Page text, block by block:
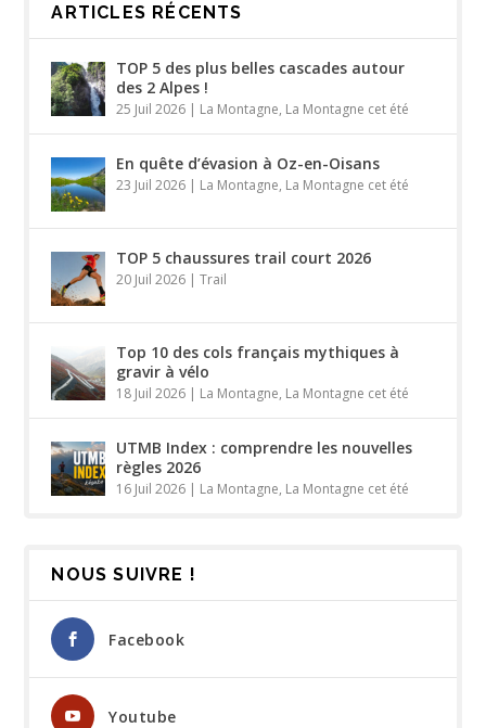
ARTICLES RÉCENTS
TOP 5 des plus belles cascades autour
des 2 Alpes !
25 Juil 2026 | La Montagne, La Montagne cet été
En quête d’évasion à Oz-en-Oisans
23 Juil 2026 | La Montagne, La Montagne cet été
TOP 5 chaussures trail court 2026
20 Juil 2026 |Trail
Top 10 des cols français mythiques à
gravir à vélo
18 Juil 2026 | La Montagne, La Montagne cet été
UTMB Index : comprendre les nouvelles
règles 2026
16 Juil 2026 | La Montagne, La Montagne cet été
NOUS SUIVRE !
Facebook
Youtube